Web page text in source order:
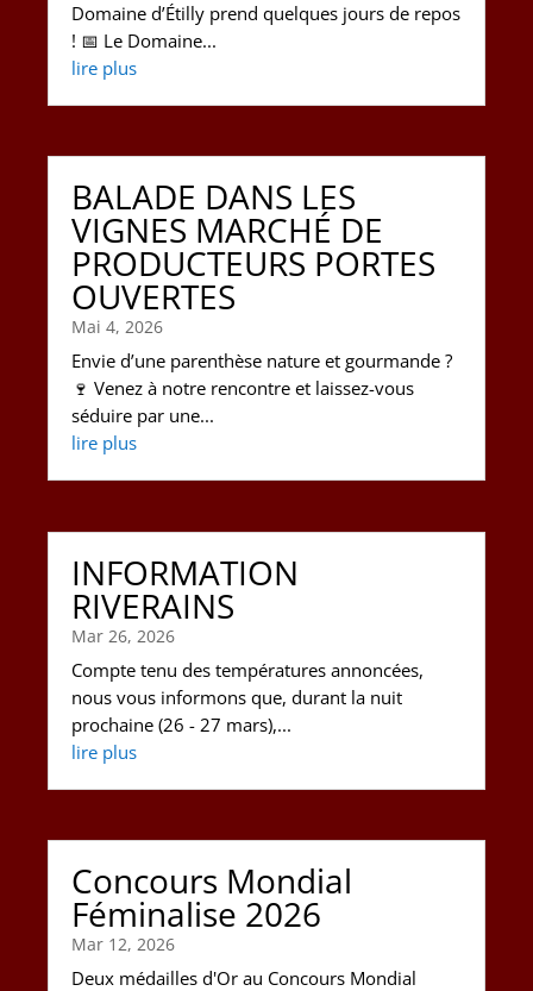
Domaine d’Étilly prend quelques jours de repos
! 📅 Le Domaine...
lire plus
BALADE DANS LES
VIGNES MARCHÉ DE
PRODUCTEURS PORTES
OUVERTES
Mai 4, 2026
Envie d’une parenthèse nature et gourmande ?
🍷 Venez à notre rencontre et laissez-vous
séduire par une...
lire plus
INFORMATION
RIVERAINS
Mar 26, 2026
Compte tenu des températures annoncées,
nous vous informons que, durant la nuit
prochaine (26 - 27 mars),...
lire plus
Concours Mondial
Féminalise 2026
Mar 12, 2026
Deux médailles d'Or au Concours Mondial